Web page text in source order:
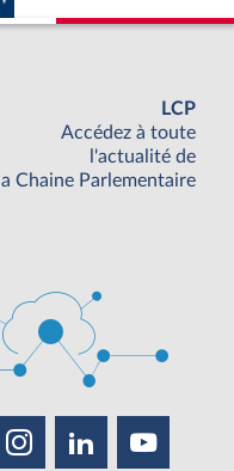
LCP
Accédez à toute
l'actualité de
la Chaine Parlementaire